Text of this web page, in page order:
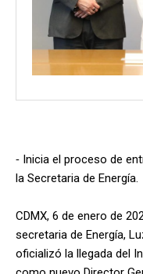
⁃ Inicia el proceso de
la Secretaria de Energía.
CDMX, 6 de enero de
secretaria de Energía,
oficializó la llegada del